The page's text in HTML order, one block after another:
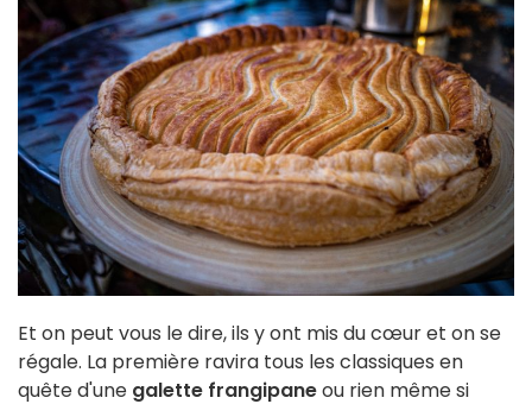
Et on peut vous le dire, ils y ont mis du cœur et on se
régale. La première ravira tous les classiques en
quête d'une galette frangipaneou rien même si